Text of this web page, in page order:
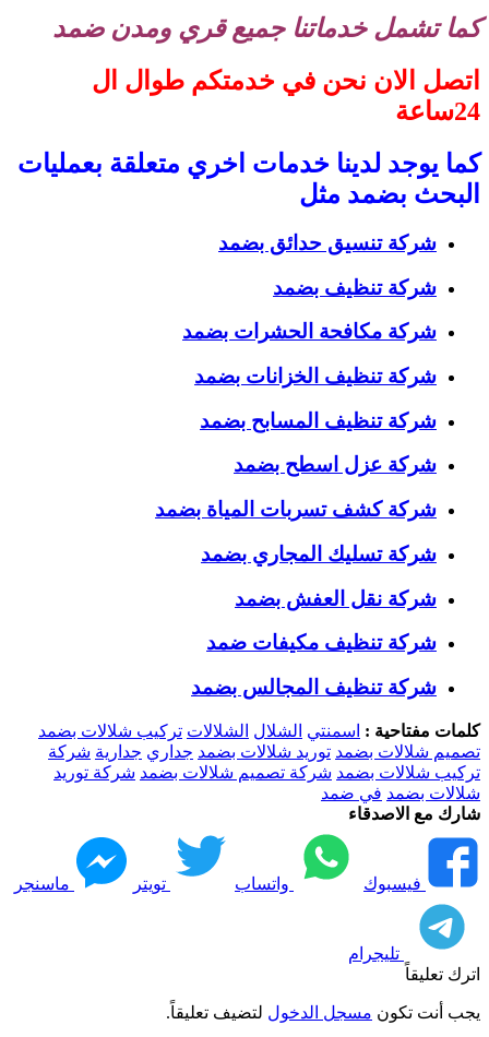
كما تشمل خدماتنا جميع قري ومدن ضمد
اتصل الان نحن في خدمتكم طوال ال
24ساعة
كما يوجد لدينا خدمات اخري متعلقة بعمليات
البحث بضمد مثل
شركة تنسيق حدائق بضمد
شركة تنظيف بضمد
شركة مكافحة الحشرات بضمد
شركة تنظيف الخزانات بضمد
شركة تنظيف المسابح بضمد
شركة عزل اسطح بضمد
شركة كشف تسربات المياة بضمد
شركة تسليك المجاري بضمد
شركة نقل العفش بضمد
شركة تنظيف مكيفات ضمد
شركة تنظيف المجالس بضمد
كلمات مفتاحية : اسمنتي الشلال الشلالات تركيب شلالات بضمد
تصميم شلالات بضمد توريد شلالات بضمد جداري جدارية شركة
تركيب شلالات بضمد شركة تصميم شلالات بضمد شركة توريد
شلالات بضمد في ضمد
شارك مع الاصدقاء
فيسبوك واتساب تويتر ماسنجر
تليجرام
اترك تعليقاً
يجب أنت تكون مسجل الدخول لتضيف تعليقاً.